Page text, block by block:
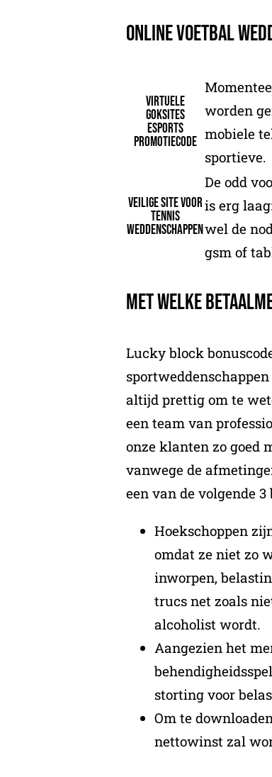
Online Voetbal
Virtuele
goksites
esports
promotiecode
worden
mobiele
sportieve.
Veilige site voor
tennis
weddenschappen
De odd
is erg
wel de
gsm of
Met welke
Lucky block
altijd prettig om te
een team van
onze klanten zo goed
vanwege de
een van de volgende
Hoekschoppen
omdat ze niet zo
inworpen,
trucs net zoals
alcoholist wordt.
Aangezien het
storting voor
Om te
nettowinst zal